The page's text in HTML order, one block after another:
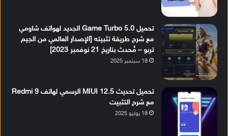
تحميل Game Turbo 5.0 الجديد لهواتف شاومي
مع شرح طريقة تثبيته [الإصدار العالمي من الجيم
تربو – مُحدث بتاريخ 21 نوفمبر 2023]
18 سبتمبر 2025
تحميل تحديث MIUI 12.5 الرسمي لهاتف Redmi 9
مع شرح التثبيت
18 يوليو 2025